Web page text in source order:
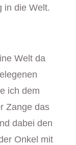
in die Welt.
Welt da
ich dem
Zange das
dabei den
Onkel mit